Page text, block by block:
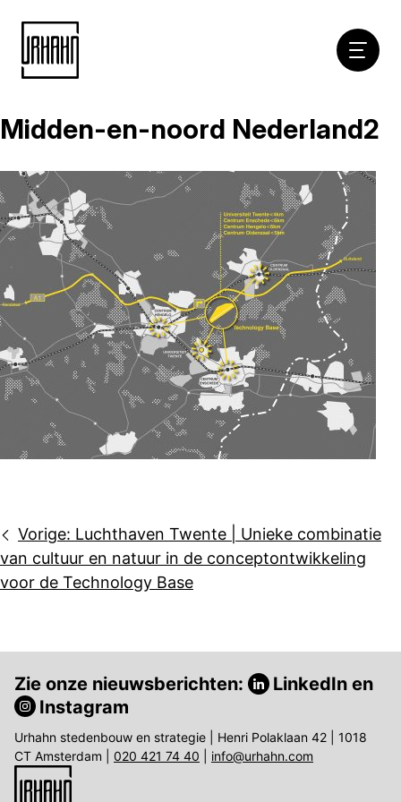
Naar
Midden-en-noord Nederland2
Bericht
navigatie
Vorige: Luchthaven Twente | Unieke combinatie
van cultuur en natuur in de conceptontwikkeling
voor de Technology Base
Zie onze nieuwsberichten: LinkedIn en
Instagram
Urhahn stedenbouw en strategie | Henri Polaklaan 42 | 1018
CT Amsterdam | 020 421 74 40 info@urhahn.com